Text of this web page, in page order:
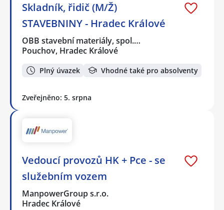
Skladník, řidič (M/Ž)
STAVEBNINY - Hradec Králové
OBB stavební materiály, spol.…
Pouchov, Hradec Králové
Plný úvazek Vhodné také pro absolventy
Zveřejněno: 5. srpna
Vedoucí provozů HK + Pce - se
služebním vozem
ManpowerGroup s.r.o.
Hradec Králové